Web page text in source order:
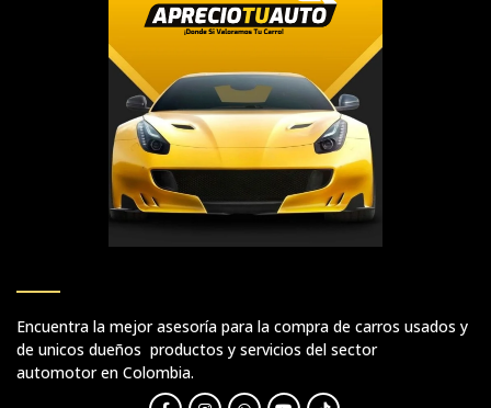
Encuentra la mejor asesoría para la compra de carros usados y
de unicos dueños productos y servicios del sector
automotor en Colombia.